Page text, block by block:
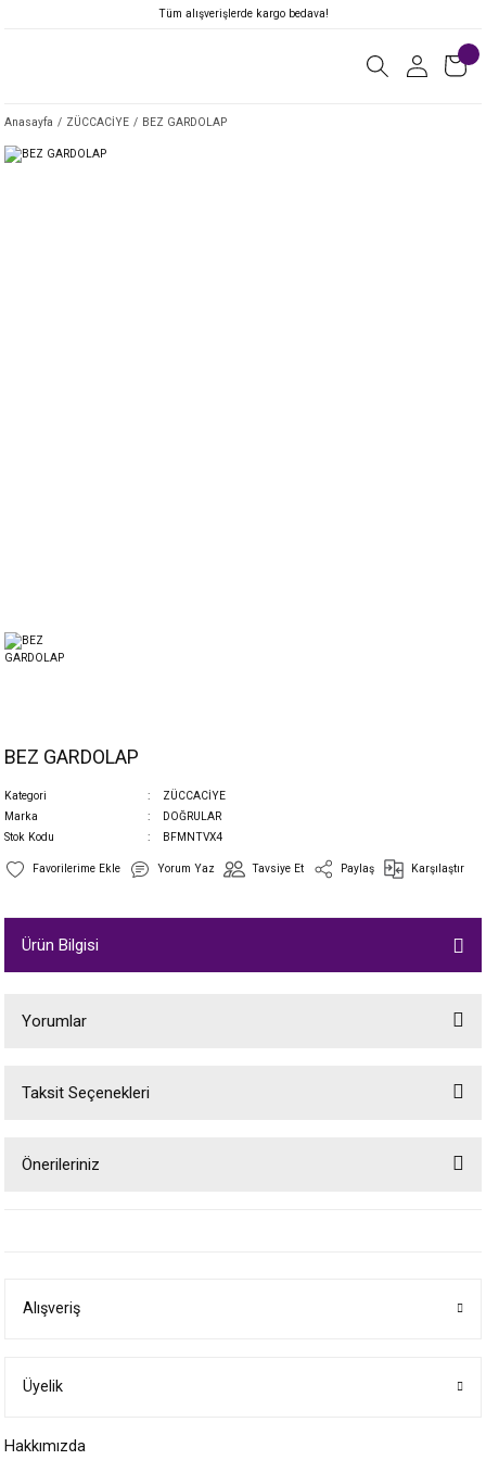
Tüm alışverişlerde kargo bedava!
Anasayfa ZÜCCACİYE BEZ GARDOLAP
BEZ GARDOLAP
Kategori
ZÜCCACİYE
Marka
DOĞRULAR
Stok Kodu
BFMNTVX4
Yorum Yaz Tavsiye Et Paylaş Karşılaştır
Ürün Bilgisi
Yorumlar
Taksit Seçenekleri
Önerileriniz
Ürün bilgilerinde hatalar bulunuyor.
Bu ürüne benzer farklı alternatifler olmalı.
Alışveriş
Üyelik
Hakkımızda